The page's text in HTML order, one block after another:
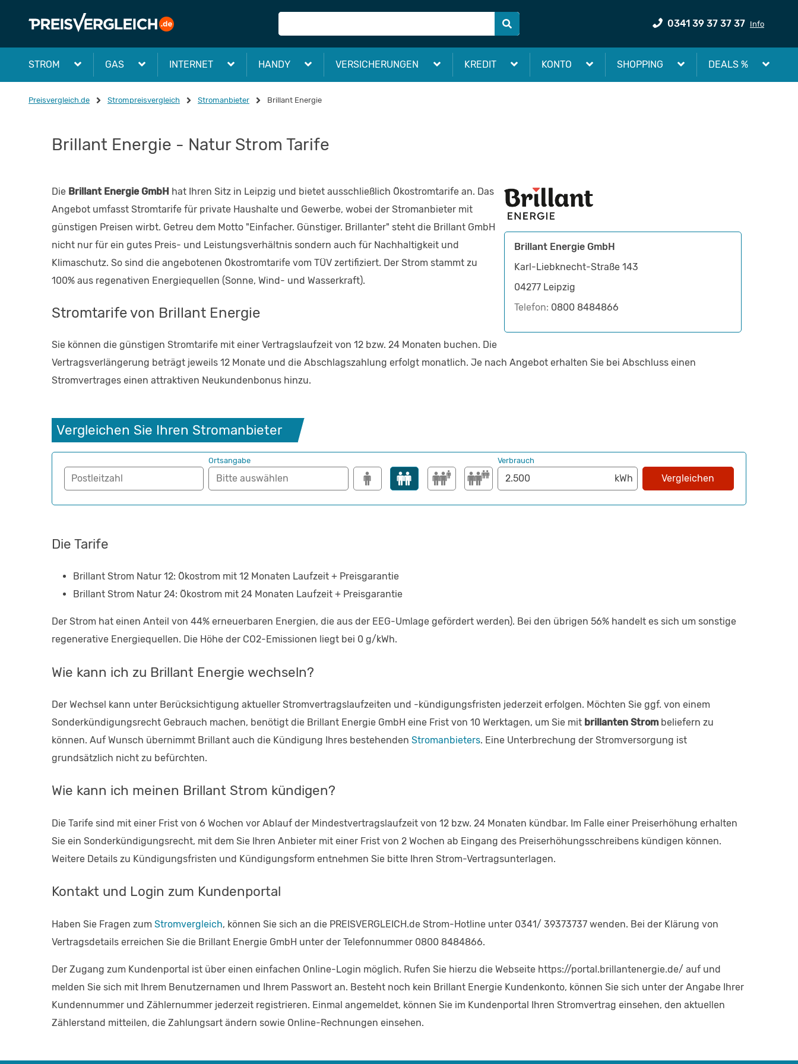
0341 39 37 37 37 Info
STROM GAS INTERNET HANDY VERSICHERUNGEN KREDIT KONTO SHOPPING DEALS %
Preisvergleich.de Strompreisvergleich Stromanbieter Brillant Energie
Brillant Energie - Natur Strom Tarife
Brillant Energie GmbH
Karl-Liebknecht-Straße 143
04277 Leipzig
Telefon: 0800 8484866
Die Brillant Energie GmbH hat Ihren Sitz in Leipzig und bietet ausschließlich Ökostromtarife an. Das
Angebot umfasst Stromtarife für private Haushalte und Gewerbe, wobei der Stromanbieter mit
günstigen Preisen wirbt. Getreu dem Motto "Einfacher. Günstiger. Brillanter" steht die Brillant GmbH
nicht nur für ein gutes Preis- und Leistungsverhältnis sondern auch für Nachhaltigkeit und
Klimaschutz. So sind die angebotenen Ökostromtarife vom TÜV zertifiziert. Der Strom stammt zu
100% aus regenativen Energiequellen (Sonne, Wind- und Wasserkraft).
Stromtarife von Brillant Energie
Sie können die günstigen Stromtarife mit einer Vertragslaufzeit von 12 bzw. 24 Monaten buchen. Die
Vertragsverlängerung beträgt jeweils 12 Monate und die Abschlagszahlung erfolgt monatlich. Je nach Angebot erhalten Sie bei Abschluss einen
Stromvertrages einen attraktiven Neukundenbonus hinzu.
Vergleichen Sie Ihren Stromanbieter
Postleitzahl
Ortsangabe Verbrauch
Vergleichen
Die Tarife
Brillant Strom Natur 12: Ökostrom mit 12 Monaten Laufzeit + Preisgarantie
Brillant Strom Natur 24: Ökostrom mit 24 Monaten Laufzeit + Preisgarantie
Der Strom hat einen Anteil von 44% erneuerbaren Energien, die aus der EEG-Umlage gefördert werden). Bei den übrigen 56% handelt es sich um sonstige
regenerative Energiequellen. Die Höhe der CO2-Emissionen liegt bei 0 g/kWh.
Wie kann ich zu Brillant Energie wechseln?
Der Wechsel kann unter Berücksichtigung aktueller Stromvertragslaufzeiten und -kündigungsfristen jederzeit erfolgen. Möchten Sie ggf. von einem
Sonderkündigungsrecht Gebrauch machen, benötigt die Brillant Energie GmbH eine Frist von 10 Werktagen, um Sie mit brillanten Strombeliefern zu
können. Auf Wunsch übernimmt Brillant auch die Kündigung Ihres bestehenden Stromanbieters. Eine Unterbrechung der Stromversorgung ist
grundsätzlich nicht zu befürchten.
Wie kann ich meinen Brillant Strom kündigen?
Die Tarife sind mit einer Frist von 6 Wochen vor Ablauf der Mindestvertragslaufzeit von 12 bzw. 24 Monaten kündbar. Im Falle einer Preiserhöhung erhalten
Sie ein Sonderkündigungsrecht, mit dem Sie Ihren Anbieter mit einer Frist von 2 Wochen ab Eingang des Preiserhöhungsschreibens kündigen können.
Weitere Details zu Kündigungsfristen und Kündigungsform entnehmen Sie bitte Ihren Strom-Vertragsunterlagen.
Kontakt und Login zum Kundenportal
Haben Sie Fragen zum Stromvergleich, können Sie sich an die PREISVERGLEICH.de Strom-Hotline unter 0341/ 39373737 wenden. Bei der Klärung von
Vertragsdetails erreichen Sie die Brillant Energie GmbH unter der Telefonnummer 0800 8484866.
Der Zugang zum Kundenportal ist über einen einfachen Online-Login möglich. Rufen Sie hierzu die Webseite https://portal.brillantenergie.de/ auf und
melden Sie sich mit Ihrem Benutzernamen und Ihrem Passwort an. Besteht noch kein Brillant Energie Kundenkonto, können Sie sich unter der Angabe Ihrer
Kundennummer und Zählernummer jederzeit registrieren. Einmal angemeldet, können Sie im Kundenportal Ihren Stromvertrag einsehen, den aktuellen
Zählerstand mitteilen, die Zahlungsart ändern sowie Online-Rechnungen einsehen.